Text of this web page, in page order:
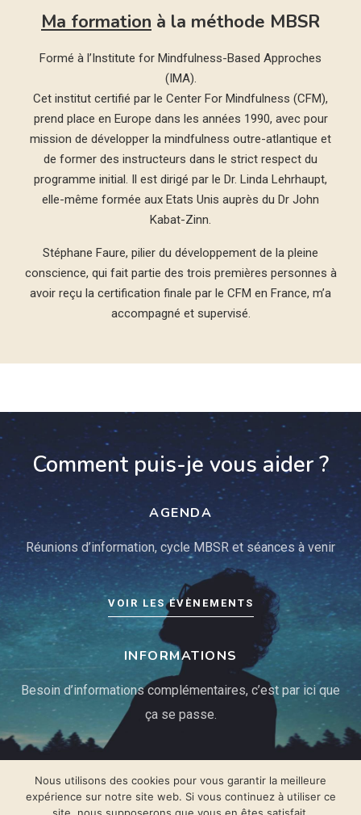
Ma formation à la méthode MBSR
Formé à l’Institute for Mindfulness-Based Approches
(IMA).
Cet institut certifié par le Center For Mindfulness (CFM),
prend place en Europe dans les années 1990, avec pour
mission de développer la mindfulness outre-atlantique et
de former des instructeurs dans le strict respect du
programme initial. Il est dirigé par le Dr. Linda Lehrhaupt,
elle-même formée aux Etats Unis auprès du Dr John
Kabat-Zinn.
Stéphane Faure, pilier du développement de la pleine
conscience, qui fait partie des trois premières personnes à
avoir reçu la certification finale par le CFM en France, m’a
accompagné et supervisé.
Comment puis-je vous aider ?
AGENDA
Réunions d’information, cycle MBSR et séances à venir
VOIR LES ÉVÈNEMENTS
INFORMATIONS
Besoin d’informations complémentaires, c’est par ici que
ça se passe.
Nous utilisons des cookies pour vous garantir la meilleure
expérience sur notre site web. Si vous continuez à utiliser ce